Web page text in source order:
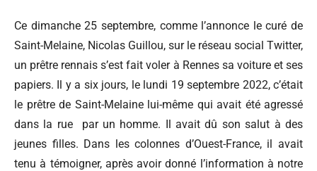
Ce dimanche 25 septembre, comme l’annonce le curé de
Saint-Melaine, Nicolas Guillou, sur le réseau social Twitter,
un prêtre rennais s’est fait voler à Rennes sa voiture et ses
papiers. Il y a six jours, le lundi 19 septembre 2022, c’était
le prêtre de Saint-Melaine lui-même qui avait été agressé
dans la rue par un homme. Il avait dû son salut à des
jeunes filles. Dans les colonnes d’Ouest-France, il avait
tenu à témoigner, après avoir donné l’information à notre